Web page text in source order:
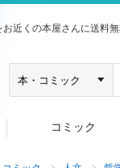
近くの本屋さんに送料無
コミック